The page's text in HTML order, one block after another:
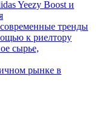
Yeezy Boost и
тренды
к риелтору
сырье,
рынке в